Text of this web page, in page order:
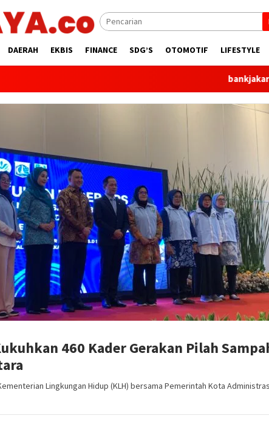
DAERAH EKBIS FINANCE SDG’S OTOMOTIF LIFESTYLE
460 Kader Gerakan Pilah
Lingkungan Hidup (KLH) bersama Pemerintah Kota